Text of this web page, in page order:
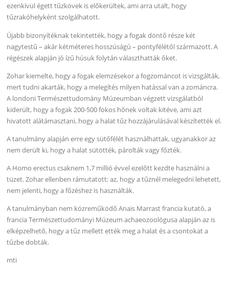
ezenkívül égett tűzkövek is előkerültek, ami arra utalt, hogy
tűzrakóhelyként szolgálhatott.
Újabb bizonyítéknak tekintették, hogy a fogak döntő része két
nagytestű – akár kétméteres hosszúságú – pontyfélétől származott. A
régészek alapján jó ízű húsuk folytán választhatták őket.
Zohar kiemelte, hogy a fogak elemzésekor a fogzománcot is vizsgálták,
mert tudni akarták, hogy a melegítés milyen hatással van a zománcra.
A londoni Természettudomány Múzeumban végzett vizsgálatból
kiderült, hogy a fogak 200-500 fokos hőnek voltak kitéve, ami azt
hivatott alátámasztani, hogy a halat tűz hozzájárulásával készítették el.
A tanulmány alapján erre egy sütőfélét használhattak, ugyanakkor az
nem derült ki, hogy a halat sütötték, párolták vagy főzték.
A Homo erectus csaknem 1,7 millió évvel ezelőtt kezdte használni a
tüzet. Zohar ellenben rámutatott: az, hogy a tűznél melegedni lehetett,
nem jelenti, hogy a főzéshez is használták.
A tanulmányban nem közreműködő Anais Marrast francia kutató, a
francia Természettudományi Múzeum achaeozoológusa alapján az is
elképzelhető, hogy a tűz mellett ették meg a halat és a csontokat a
tűzbe dobták.
mti